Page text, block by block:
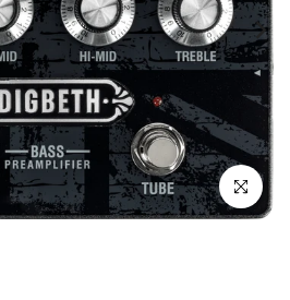
Click para